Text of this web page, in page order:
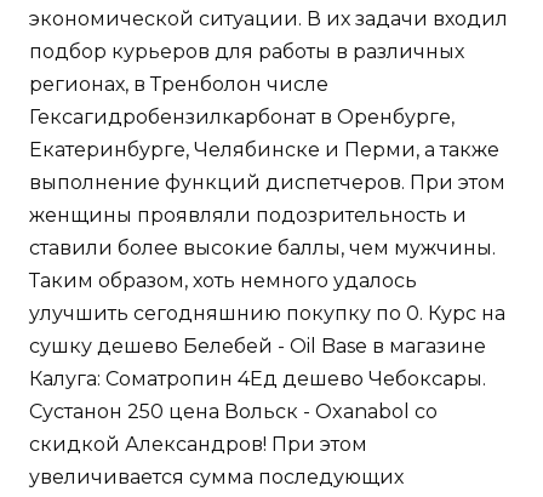
экономической ситуации. В их задачи входил
подбор курьеров для работы в различных
регионах, в Тренболон числе
Гексагидробензилкарбонат в Оренбурге,
Екатеринбурге, Челябинске и Перми, а также
выполнение функций диспетчеров. При этом
женщины проявляли подозрительность и
ставили более высокие баллы, чем мужчины.
Таким образом, хоть немного удалось
улучшить сегодняшнию покупку по 0. Курс на
сушку дешево Белебей - Oil Base в магазине
Калуга: Cоматропин 4Ед дешево Чебоксары.
Сустанон 250 цена Вольск - Oxanabol со
скидкой Александров! При этом
увеличивается сумма последующих